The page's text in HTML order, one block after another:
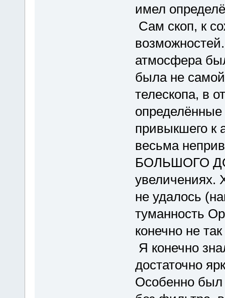
имел
Сам скоп, к
атмосфера
была не
телескопа, в
привыкшего к
весьма
БОЛЬШОГО
увеличениях.
не удалось
туманность
конечно не
Я конечно
достаточно
Особенно был